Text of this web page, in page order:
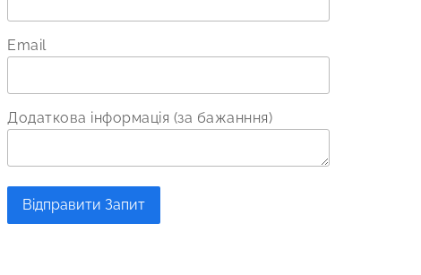
Email
Додаткова інформація (за бажанння)